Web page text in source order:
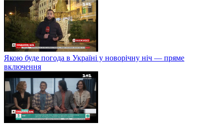
Якою буде погода в Україні у новорічну ніч — пряме
включення